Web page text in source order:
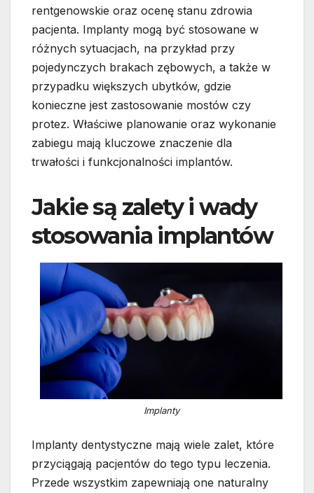
rentgenowskie oraz ocenę stanu zdrowia
pacjenta. Implanty mogą być stosowane w
różnych sytuacjach, na przykład przy
pojedynczych brakach zębowych, a także w
przypadku większych ubytków, gdzie
konieczne jest zastosowanie mostów czy
protez. Właściwe planowanie oraz wykonanie
zabiegu mają kluczowe znaczenie dla
trwałości i funkcjonalności implantów.
Jakie są zalety i wady
stosowania implantów
Implanty
Implanty dentystyczne mają wiele zalet, które
przyciągają pacjentów do tego typu leczenia.
Przede wszystkim zapewniają one naturalny